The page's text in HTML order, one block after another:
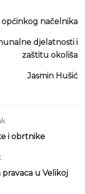
načelnika
djelatnosti i
zaštitu okoliša
Jasmin Hušić
i obrtnike
u Velikoj